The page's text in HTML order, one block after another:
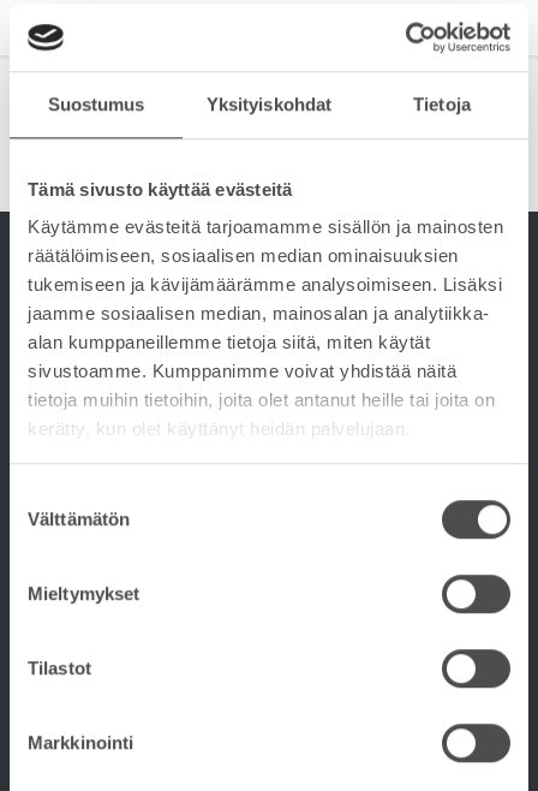
Suostumus Yksityiskohdat Tietoja
Tämä sivusto käyttää evästeitä
Käytämme evästeitä tarjoamamme sisällön ja mainosten
räätälöimiseen, sosiaalisen median ominaisuuksien
tukemiseen ja kävijämäärämme analysoimiseen. Lisäksi
jaamme sosiaalisen median, mainosalan ja analytiikka-
alan kumppaneillemme tietoja siitä, miten käytät
sivustoamme. Kumppanimme voivat yhdistää näitä
tietoja muihin tietoihin, joita olet antanut heille tai joita on
kerätty, kun olet käyttänyt heidän palvelujaan.
valinta
Välttämätön
Mieltymykset
Tilastot
Markkinointi
BETONIYHDISTYS
BETONITIETO@BETONIYHDISTYS.FI
TILAAJA / RAKENNUTTAJA
Arkkitehdit